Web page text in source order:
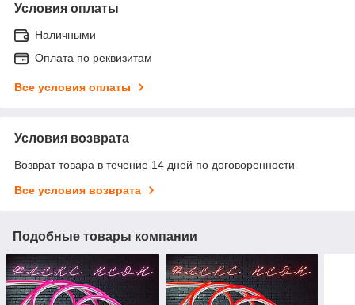
Условия оплаты
Наличными
Оплата по реквизитам
Все условия оплаты
Условия возврата
Возврат товара в течение 14 дней по договоренности
Все условия возврата
Подобные товары компании